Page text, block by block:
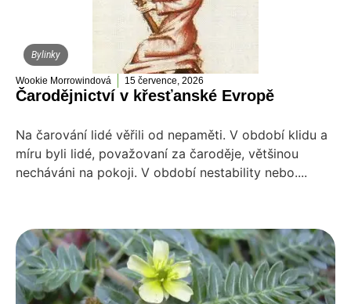
Bylinky
Wookie Morrowindová 15 července, 2026
Čarodějnictví v křesťanské Evropě
Na čarování lidé věřili od nepaměti. V období klidu a
míru byli lidé, považovaní za čaroděje, většinou
necháváni na pokoji. V období nestability nebo....